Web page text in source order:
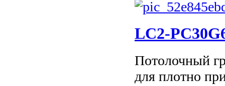
LC2-
Потолочный
для плотно